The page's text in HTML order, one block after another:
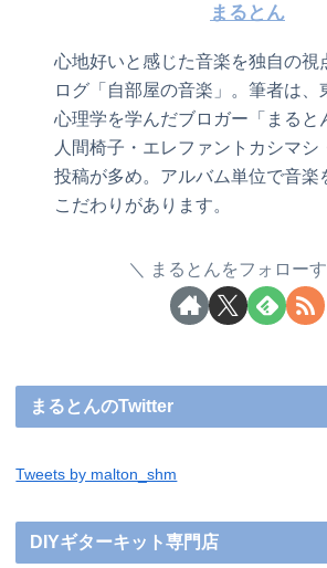
まるとん
心地好いと感じた音楽を独自の視
ログ「自部屋の音楽」。筆者は、
心理学を学んだブロガー「まると
人間椅子・エレファントカシマシ
投稿が多め。アルバム単位で音楽
こだわりがあります。
まるとんをフォロー
まるとんのTwitter
Tweets by malton_shm
DIYギターキット専門店